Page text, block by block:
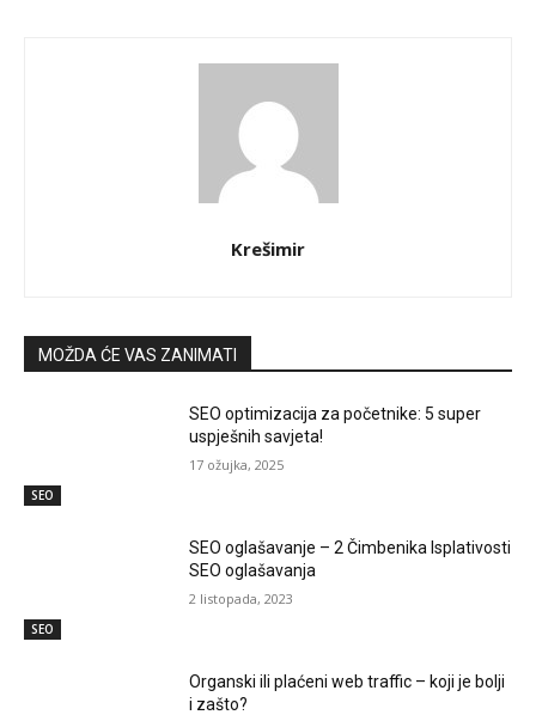
Krešimir
MOŽDA ĆE VAS ZANIMATI
SEO
SEO optimizacija za početnike: 5 super
uspješnih savjeta!
17 ožujka, 2025
SEO
SEO oglašavanje – 2 Čimbenika Isplativosti
SEO oglašavanja
2 listopada, 2023
Organski ili plaćeni web traffic – koji je bolji
i zašto?